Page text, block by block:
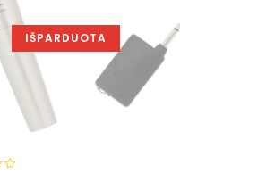
IŠPARDUOTA